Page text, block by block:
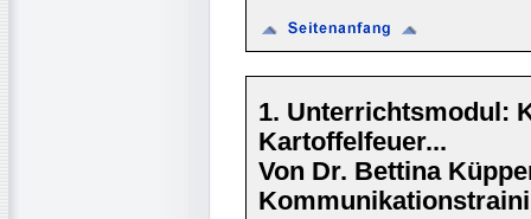
1. Unterrichtsmodul:
Kartoffelfeuer...
Von Dr. Bettina